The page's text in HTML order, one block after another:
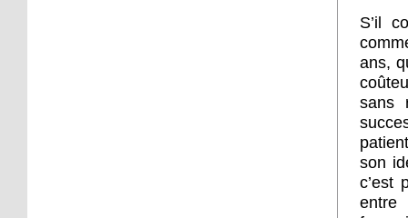
S’il
ans,
sans
son
c’est
entre